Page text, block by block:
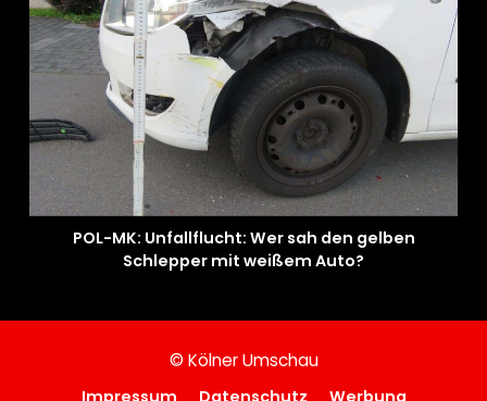
POL-MK: Unfallflucht: Wer sah den gelben
Schlepper mit weißem Auto?
© Kölner Umschau
Impressum Datenschutz Werbung